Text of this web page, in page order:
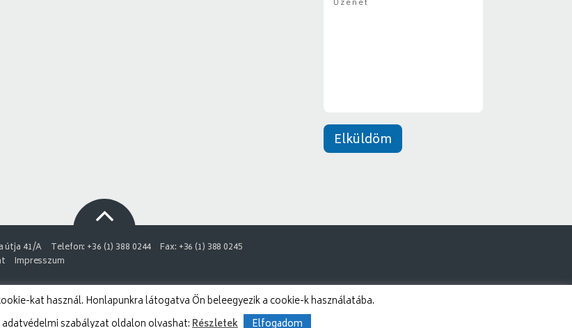
Elküldöm
útja 41/A Telefon: +36 (1) 388 0244
Fax: +36 (1) 388 0245
Impresszum
kat használ. Honlapunkra látogatva Ön beleegyezik a cookie-k használatába.
szabályzat oldalon olvashat:Részletek